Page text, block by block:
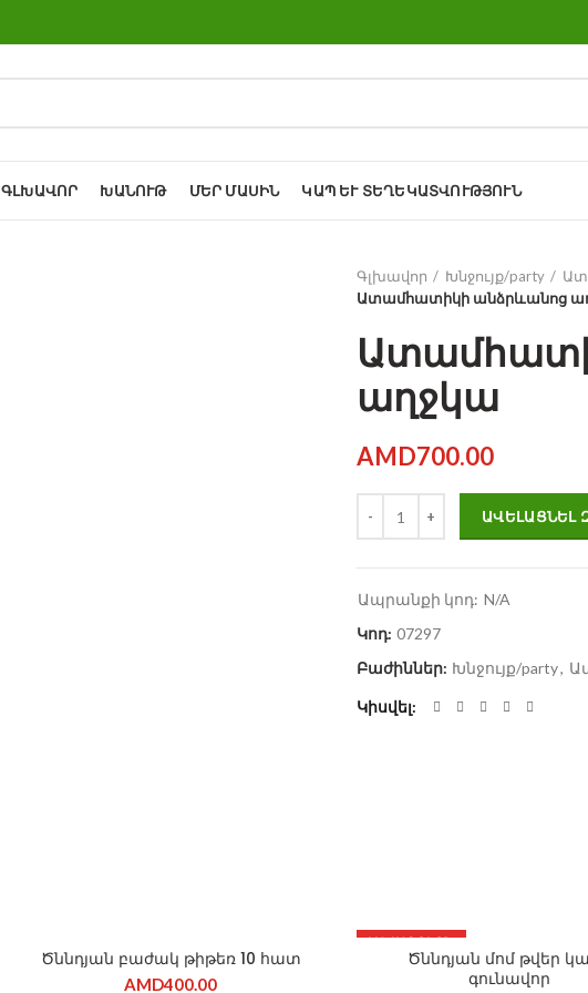
ԳԼԽԱՎՈՐ ԽԱՆՈՒԹ ՄԵՐ ՄԱՍԻՆ ԿԱՊ ԵՒ ՏԵՂԵԿԱՏՎՈՒԹՅՈՒՆ
Գլխավոր
Խնջույք/party
Ատամհատիկի անձրևանոց
աղջկա
AMD700.00
ԱՎԵԼԱՑՆԵԼ
Ապրանքի կոդ: N/A
Կոդ: 07297
Բաժիններ: Խնջույք/party,
Կիսվել
Ծննդյան բաժակ թիթեռ 10 հատ
AMD400.00
ԼԱՎԱԳՈՒՅՆ
Ծննդյան մոմ թվեր
գունավոր